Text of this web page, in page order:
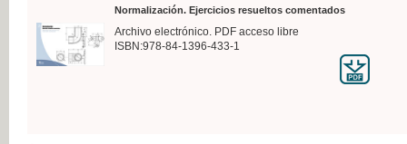
Normalización. Ejercicios resueltos comentados
Archivo electrónico. PDF acceso libre
ISBN:978-84-1396-433-1